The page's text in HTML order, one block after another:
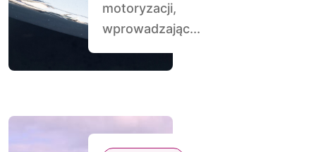
motoryzacji,
wprowadzając...